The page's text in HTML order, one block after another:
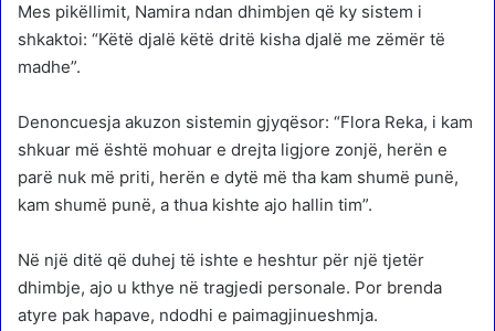
Mes pikëllimit, Namira ndan dhimbjen që ky sistem i
shkaktoi: “Këtë djalë këtë dritë kisha djalë me zëmër të
madhe”.
Denoncuesja akuzon sistemin gjyqësor: “Flora Reka, i kam
shkuar më është mohuar e drejta ligjore zonjë, herën e
parë nuk më priti, herën e dytë më tha kam shumë punë,
kam shumë punë, a thua kishte ajo hallin tim”.
Në një ditë që duhej të ishte e heshtur për një tjetër
dhimbje, ajo u kthye në tragjedi personale. Por brenda
atyre pak hapave, ndodhi e paimagjinueshmja.